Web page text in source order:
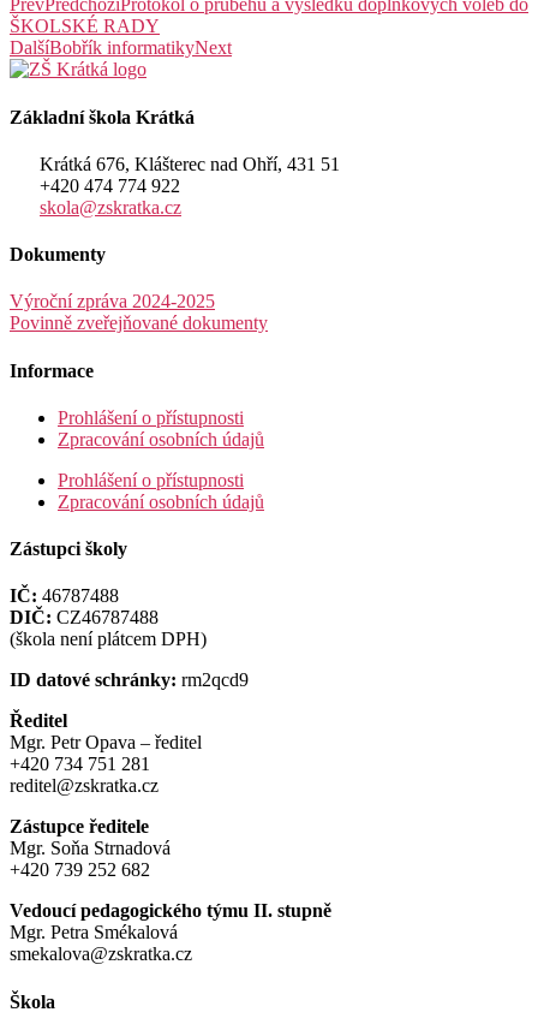
PrevPředchozí Protokol o průběhu a výsledku doplňkových voleb do
ŠKOLSKÉ RADY
DalšíBobřík informatikyNext
Základní škola Krátká
Krátká 676, Klášterec nad Ohří, 431 51
+420 474 774 922
skola@zskratka.cz
Dokumenty
Výroční zpráva 2024-2025
Povinně zveřejňované dokumenty
Informace
Prohlášení o přístupnosti
Zpracování osobních údajů
Prohlášení o přístupnosti
Zpracování osobních údajů
Zástupci školy
IČ: 46787488
DIČ: CZ46787488
(škola není plátcem DPH)
ID datové schránky: rm2qcd9
Ředitel
Mgr. Petr Opava – ředitel
+420 734 751 281
reditel@zskratka.cz
Zástupce ředitele
Mgr. Soňa Strnadová
+420 739 252 682
Vedoucí pedagogického týmu II. stupně
Mgr. Petra Smékalová
smekalova@zskratka.cz
Škola